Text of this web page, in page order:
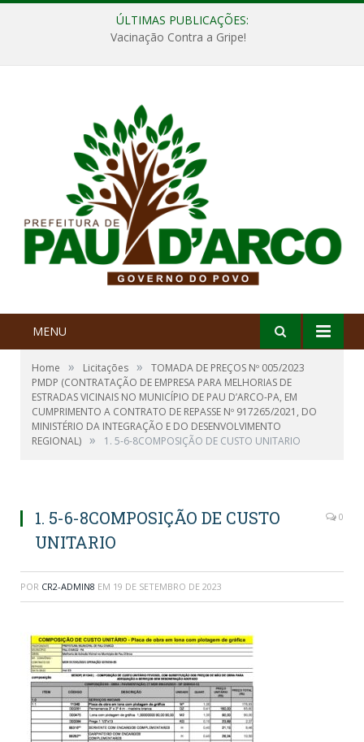
ÚLTIMAS PUBLICAÇÕES:
Vacinação Contra a Gripe!
MENU
Home » Licitações »
TOMADA DE PREÇOS Nº 005/2023
PMDP (CONTRATAÇÃO DE EMPRESA PARA MELHORIAS DE
ESTRADAS VICINAIS NO MUNICÍPIO DE PAU D’ARCO-PA, EM
CUMPRIMENTO A CONTRATO DE REPASSE Nº 917265/2021, DO
MINISTÉRIO DA INTEGRAÇÃO E DO DESENVOLVIMENTO
REGIONAL) » 1. 5-6-8COMPOSIÇÃO DE CUSTO UNITARIO
1. 5-6-8COMPOSIÇÃO DE CUSTO
UNITARIO
0
POR CR2-ADMIN8 EM 19 DE SETEMBRO DE 2023